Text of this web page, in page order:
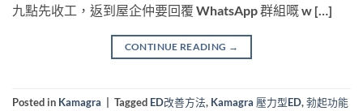
九點先收工，返到屋企仲要回覆 WhatsApp 群組嘅 w […]
CONTINUE READING →
Posted in Kamagra Tagged ED改善方法, Kamagra 壓力型ED,勃起功能